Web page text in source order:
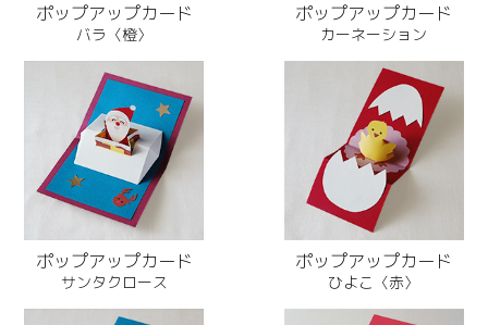
ポップアップカード
バラ〈橙〉
ポップアップカード
カーネーション
ポップアップカード
サンタクロース
ポップアップカード
ひよこ〈赤〉